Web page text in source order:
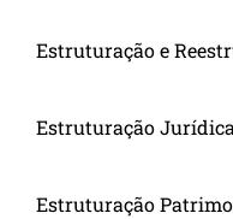
Estruturação e
Estruturação
Estruturação